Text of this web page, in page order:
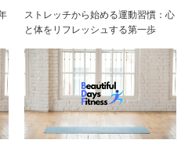
ストレッチから始める運動習慣：心
と体をリフレッシュする第一歩